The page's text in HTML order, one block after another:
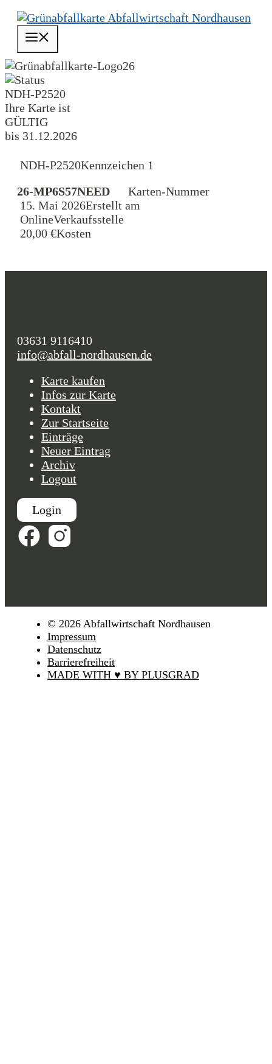
Zum
Inhalt
springen
26
NDH-P2520
Ihre Karte ist
GÜLTIG
bis 31.12.2026
NDH-P2520Kennzeichen 1
26-MP6S57NEED
Karten-Nummer
15. Mai 2026Erstellt am
OnlineVerkaufsstelle
20,00 €Kosten
03631 9116410
info@abfall-nordhausen.de
Karte kaufen
Infos zur Karte
Kontakt
Zur Startseite
Einträge
Neuer Eintrag
Archiv
Logout
Login
© 2026 Abfallwirtschaft Nordhausen
Impressum
Datenschutz
Barrierefreiheit
MADE WITH ♥ BY PLUSGRAD